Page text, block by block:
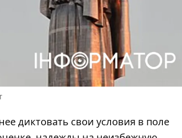
диктовать свои условия в поле